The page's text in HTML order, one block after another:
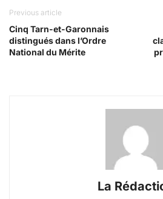
Previous article
Cinq Tarn-et-Garonnais
distingués dans l’Ordre
National du Mérite
La